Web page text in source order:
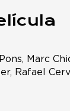
Marc
Rafael